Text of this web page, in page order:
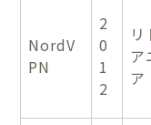
NordV
PN
2
0
1
2
リ
ア
ア